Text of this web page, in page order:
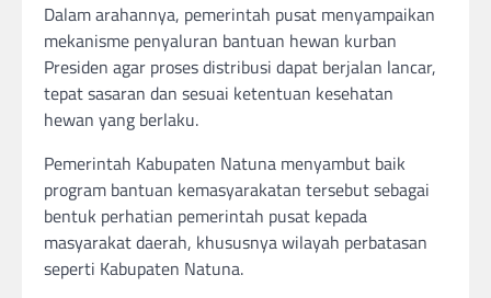
Dalam arahannya, pemerintah pusat menyampaikan
mekanisme penyaluran bantuan hewan kurban
Presiden agar proses distribusi dapat berjalan lancar,
tepat sasaran dan sesuai ketentuan kesehatan
hewan yang berlaku.
Pemerintah Kabupaten Natuna menyambut baik
program bantuan kemasyarakatan tersebut sebagai
bentuk perhatian pemerintah pusat kepada
masyarakat daerah, khususnya wilayah perbatasan
seperti Kabupaten Natuna.